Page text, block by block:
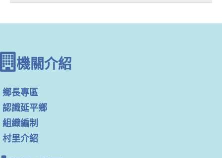
機關介紹
鄉長專區
認識延平鄉
組織編制
村里介紹